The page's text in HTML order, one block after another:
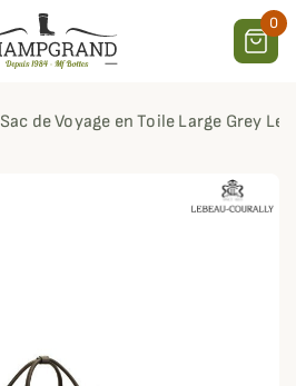
0
Sac de Voyage en Toile Large Grey